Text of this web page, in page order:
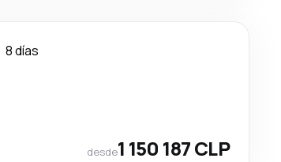
8 días
desde1 150 187 CLP